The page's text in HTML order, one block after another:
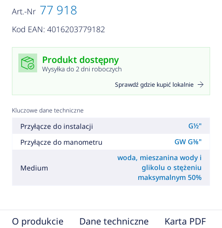
Art.-Nr 77 918
Kod EAN: 4016203779182
Produkt dostępny
Wysyłka do 2 dni roboczych
Sprawdź gdzie kupić lokalnie
Kluczowe dane techniczne
Przyłącze do instalacji
G½"
Przyłącze do manometru
GW G⅜"
Medium
woda, mieszanina wody i
glikolu o stężeniu
maksymalnym 50%
O produkcie Dane techniczne Karta PDF